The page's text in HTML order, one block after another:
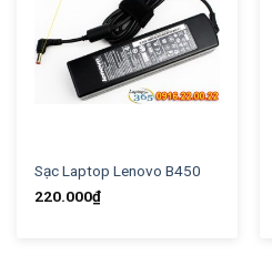
Sạc Laptop Lenovo B450
220.000₫